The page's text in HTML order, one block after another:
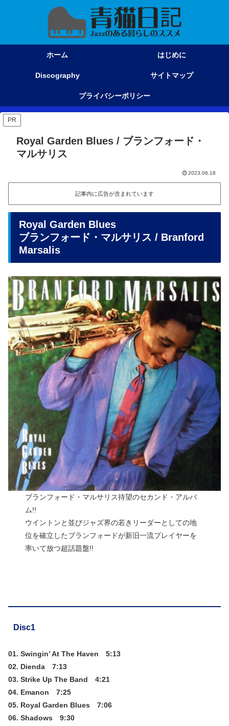
ホーム はじめに
Discography サイトマップ
プライバシーポリシー
PR
Royal Garden Blues / ブランフォード・
マルサリス
2023.06.18
記事内に広告が含まれています
Royal Garden Blues
ブランフォード・マルサリス / Branford
Marsalis
ブランフォード・マルサリス待望のセカンド・アルバ
ム!!
ウイントンと並びジャズ界の若きリーダーとしての地
位を確立したブランフォードが新旧一流プレイヤーを
率いて放つ超話題盤!!
Disc1
01. Swingin’ At The Haven 5:13
02. Dienda 7:13
03. Strike Up The Band 4:21
04. Emanon 7:25
05. Royal Garden Blues 7:06
06. Shadows 9:30